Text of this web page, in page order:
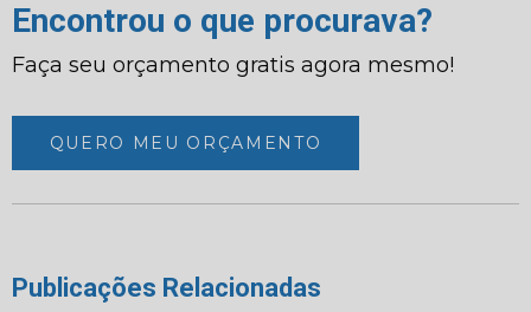
Encontrou o que procurava?
Faça seu orçamento gratis agora mesmo!
QUERO MEU ORÇAMENTO
Publicações Relacionadas